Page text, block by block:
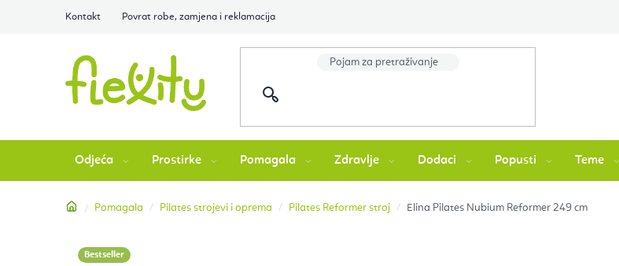
Kontakt Povrat robe, zamjena i reklamacija
Odjeća Prostirke Pomagala Zdravlje Dodaci Popusti Teme
Početna
Pomagala Pilates strojevi i oprema Pilates Reformer stroj Elina Pilates Nubium Reformer 249 cm
Bestseller